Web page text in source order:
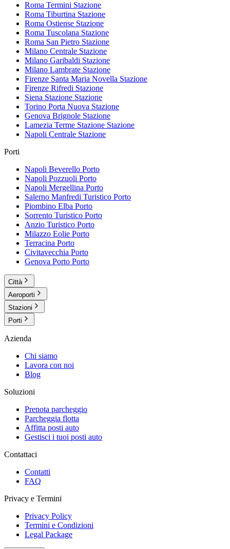
Roma Termini Stazione
Roma Tiburtina Stazione
Roma Ostiense Stazione
Roma Tuscolana Stazione
Roma San Pietro Stazione
Milano Centrale Stazione
Milano Garibaldi Stazione
Milano Lambrate Stazione
Firenze Santa Maria Novella Stazione
Firenze Rifredi Stazione
Siena Stazione Stazione
Torino Porta Nuova Stazione
Genova Brignole Stazione
Lamezia Terme Stazione Stazione
Napoli Centrale Stazione
Porti
Napoli Beverello Porto
Napoli Pozzuoli Porto
Napoli Mergellina Porto
Salerno Manfredi Turistico Porto
Piombino Elba Porto
Sorrento Turistico Porto
Anzio Turistico Porto
Milazzo Eolie Porto
Terracina Porto
Civitavecchia Porto
Genova Porto Porto
Città
Aeroporti
Stazioni
Porti
Azienda
Chi siamo
Lavora con noi
Blog
Soluzioni
Prenota parcheggio
Parcheggia flotta
Affitta posti auto
Gestisci i tuoi posti auto
Contattaci
Contatti
FAQ
Privacy e Termini
Privacy Policy
Termini e Condizioni
Legal Package